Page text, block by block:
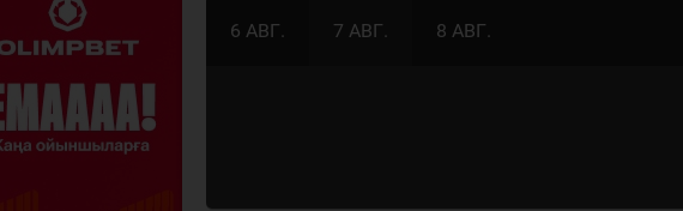
6 АВГ. 7 АВГ. 8 АВГ.